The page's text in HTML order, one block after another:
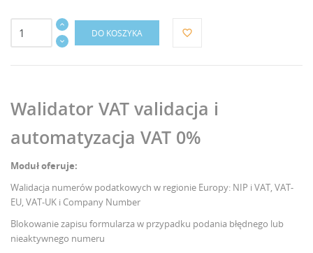
DO KOSZYKA favorite_border
Walidator VAT validacja i
automatyzacja VAT 0%
Moduł oferuje:
Walidacja numerów podatkowych w regionie Europy: NIP i VAT, VAT-
EU, VAT-UK i Company Number
Blokowanie zapisu formularza w przypadku podania błędnego lub
nieaktywnego numeru